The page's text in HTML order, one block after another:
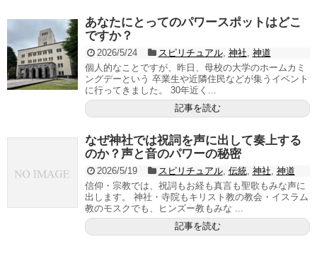
あなたにとってのパワースポットはどこ
ですか？
2026/5/24 スピリチュアル, 神社, 神道
個人的なことですが、昨日、母校の大学のホームカミ
ングデーという 卒業生や近隣住民などが集うイベント
に行ってきました。 30年近く...
記事を読む
なぜ神社では祝詞を声に出して奏上する
のか？声と音のパワーの秘密
2026/5/19 スピリチュアル, 伝統, 神社, 神道
信仰・宗教では、祝詞もお経も真言も聖歌もみな声に
出します。 神社・寺院もキリスト教の教会・イスラム
教のモスクでも、ヒンズー教もみな ...
記事を読む